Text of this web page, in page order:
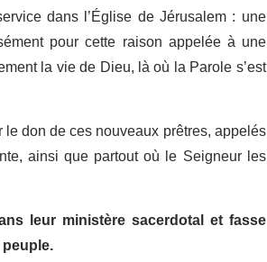
dans l’Église de Jérusalem : une
pour cette raison appelée à une
la vie de Dieu, là où la Parole s’est
don de ces nouveaux prêtres, appelés
ainsi que partout où le Seigneur les
leur ministère sacerdotal et fasse